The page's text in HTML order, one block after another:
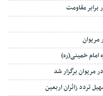
برابر مقاومت
امام خمینی(ره)
مریوان برگزار شد
تردد زائران اربعین